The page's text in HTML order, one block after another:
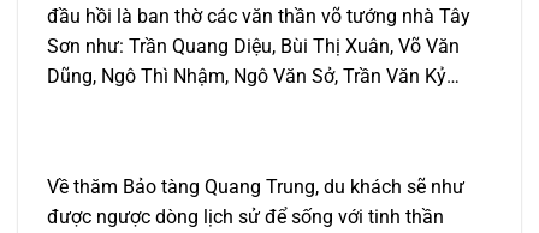
đầu hồi là ban thờ các văn thần võ tướng nhà Tây
Sơn như: Trần Quang Diệu, Bùi Thị Xuân, Võ Văn
Dũng, Ngô Thì Nhậm, Ngô Văn Sở, Trần Văn Kỷ…
Về thăm Bảo tàng Quang Trung, du khách sẽ như
được ngược dòng lịch sử để sống với tinh thần